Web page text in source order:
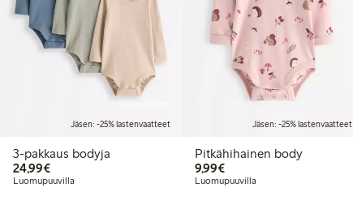
Jäsen: -25% lastenvaatteet
3-pakkaus bodyja
24,99€24,99 €
Luomupuuvilla
Jäsen: -25% lastenvaatteet
Pitkähihainen body
9,99€9,99 €
Luomupuuvilla